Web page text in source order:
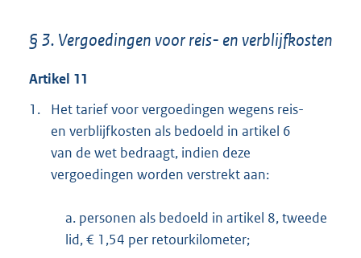
§ 3. Vergoedingen voor reis- en verblijfkosten
Artikel 11
1.
Het tarief voor vergoedingen wegens reis-
en verblijfkosten als bedoeld in artikel 6
van de wet bedraagt, indien deze
vergoedingen worden verstrekt aan:
a. personen als bedoeld in artikel 8, tweede
lid, € 1,54 per retourkilometer;